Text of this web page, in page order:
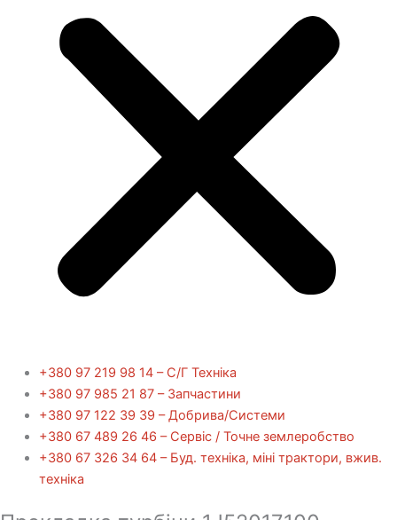
+380 97 219 98 14 – С/Г Техніка
+380 97 985 21 87 – Запчастини
+380 97 122 39 39 – Добрива/Cистеми
+380 67 489 26 46 – Сервіс / Точне землеробство
+380 67 326 34 64 – Буд. техніка, міні трактори, вжив.
техніка